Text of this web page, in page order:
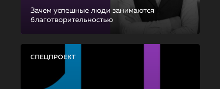
Зачем успешные люди занимаются
благотворительностью
СПЕЦПРОЕКТ